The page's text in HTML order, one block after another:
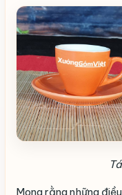
Mong rằng những